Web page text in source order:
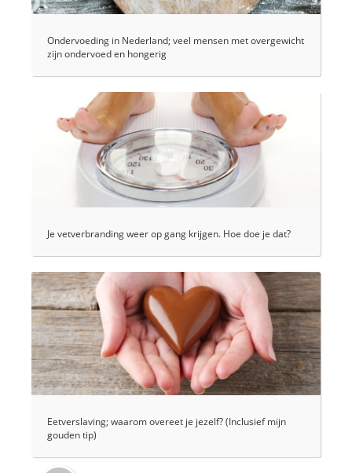
Ondervoeding in Nederland; veel mensen met overgewicht
zijn ondervoed en hongerig
Je vetverbranding weer op gang krijgen. Hoe doe je dat?
Eetverslaving; waarom overeet je jezelf? (Inclusief mijn
gouden tip)